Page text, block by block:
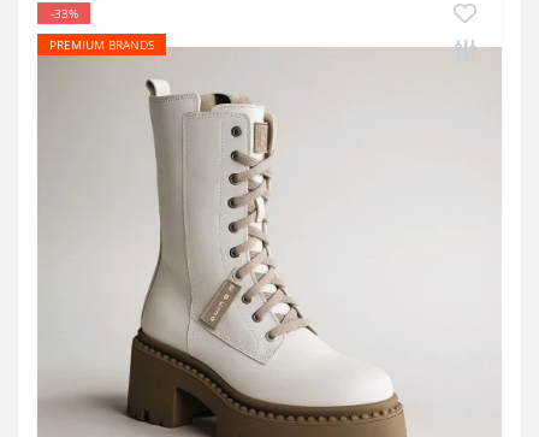
-33%
PREMIUM BRANDS